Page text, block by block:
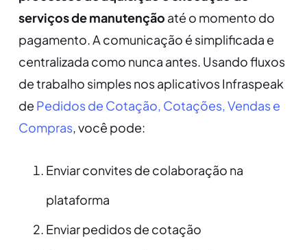
serviços de manutenção até o momento do
pagamento. A comunicação é simplificada e
centralizada como nunca antes. Usando fluxos
de trabalho simples nos aplicativos Infraspeak
de Pedidos de Cotação, Cotações, Vendas e
Compras, você pode:
Enviar convites de colaboração na
plataforma
Enviar pedidos de cotação